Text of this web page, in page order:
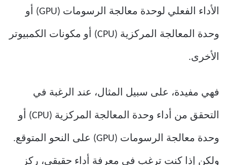
الأداء الفعلي لوحدة معالجة الرسومات (GPU) أو
وحدة المعالجة المركزية (CPU) أو مكونات الكمبيوتر
الأخرى.
فهي مفيدة، على سبيل المثال، عند الرغبة في
التحقق من أداء وحدة المعالجة المركزية (CPU) أو
وحدة معالجة الرسومات (GPU) على النحو المتوقع.
ولكن إذا كنت ترغب في معرفة أداء حقيقي، ركز